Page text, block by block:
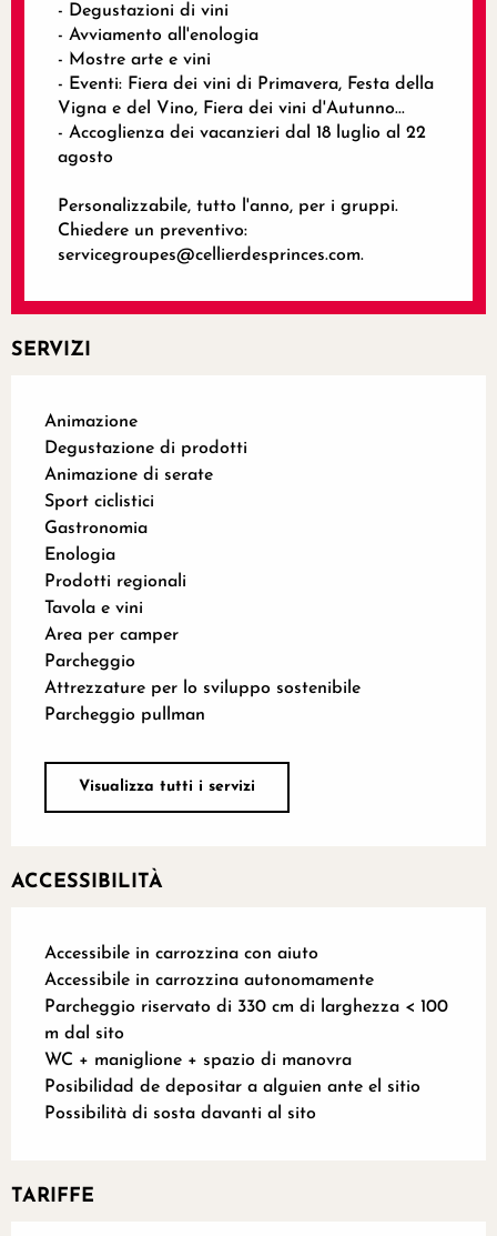
- Degustazioni di vini
- Avviamento all'enologia
- Mostre arte e vini
- Eventi: Fiera dei vini di Primavera, Festa della
Vigna e del Vino, Fiera dei vini d'Autunno...
- Accoglienza dei vacanzieri dal 18 luglio al 22
agosto
Personalizzabile, tutto l'anno, per i gruppi.
Chiedere un preventivo:
servicegroupes@cellierdesprinces.com.
SERVIZI
Animazione
Degustazione di prodotti
Animazione di serate
Sport ciclistici
Gastronomia
Enologia
Prodotti regionali
Tavola e vini
Area per camper
Parcheggio
Attrezzature per lo sviluppo sostenibile
Parcheggio pullman
Visualizza tutti i servizi
ACCESSIBILITÀ
Accessibile in carrozzina con aiuto
Accessibile in carrozzina autonomamente
Parcheggio riservato di 330 cm di larghezza < 100
m dal sito
WC + maniglione + spazio di manovra
Posibilidad de depositar a alguien ante el sitio
Possibilità di sosta davanti al sito
TARIFFE